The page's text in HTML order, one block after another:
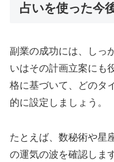
占いを使った今
副業の成功には、しっ
いはその計画立案にも
格に基づいて、どのタ
的に設定しましょう。
たとえば、数秘術や星
の運気の波を確認しま